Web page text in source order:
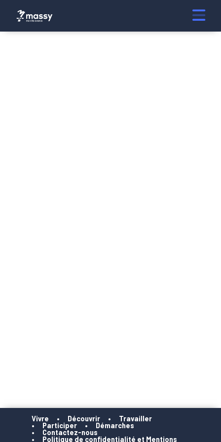
Vivre Découvrir
Travailler
Participer
Démarches
Contactez-nous
Politique de confidentialité et Mentions